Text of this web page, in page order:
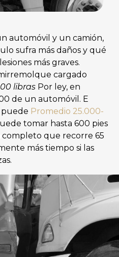
automóvil y un camión,
sufra más daños y qué
más graves.
cargado
libras Por ley, en
de un automóvil. E
puede Promedio 25.000-
tomar hasta 600 pies
que recorre 65
más tiempo si las